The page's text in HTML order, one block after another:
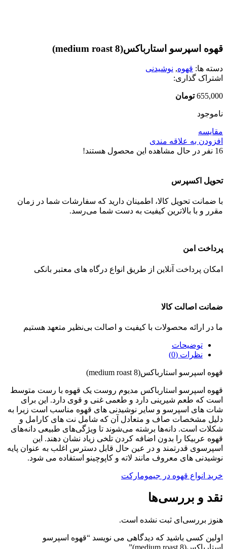
قهوه اسپرسو استارباکس(medium roast 8)
دسته ها: قهوه, نوشیدنی
اشتراک گذاری:
655,000 تومان
ناموجود
مقایسه
افزودن به علاقه مندی
16 نفر در حال مشاهده این محصول هستند!
تحویل اکسپرس
با ضمانت تحویل کالا، اطمینان دارید که سفارشات شما در زمان
مقرر و با بالاترین کیفیت به دست شما می‌رسد.
پرداخت امن
امکان پرداخت آنلاین از طریق انواع درگاه های معتبر بانکی
ضمانت اصالت کالا
ما در ارائه محصولات با کیفیت و اصالت بی‌نظیر متعهد هستیم
توضیحات
نظرات (0)
قهوه اسپرسو استارباکس(medium roast 8)
قهوه اسپرسو استارباکس مدیوم روست یک قهوه با رست متوسط ​​
است که طعم شیرینی دارد و طعمی غنی و قوی دارد. این برای
شات های اسپرسو و سایر نوشیدنی های قهوه مناسب است زیرا به
دلیل مشخصات صاف و متعادل آن که شامل نت های کارامل و
شکلات است. دانه‌ها برشته می‌شوند تا ویژگی‌های طبیعی دانه‌های
قهوه عربیکا را بدون اضافه کردن تلخی زیاد نشان دهند. این
اسپرسوی قدرتمند و در عین حال قابل دسترس اغلب به عنوان پایه
نوشیدنی های معروف مانند لاته و کاپوچینو استفاده می شود.
خرید انواع قهوه در جیمومارکت
نقد و بررسی‌ها
هنوز بررسی‌ای ثبت نشده است.
اولین کسی باشید که دیدگاهی می نویسد “قهوه اسپرسو
استارباکس(medium roast 8)”